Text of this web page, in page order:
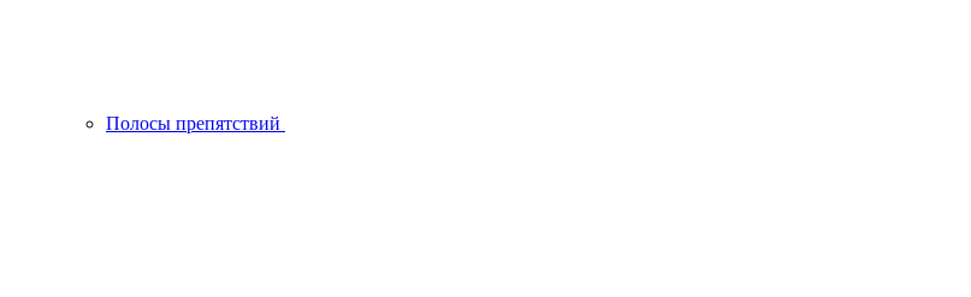
Полосы препятствий